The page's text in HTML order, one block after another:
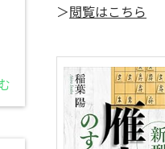
＞ 閲覧はこちら